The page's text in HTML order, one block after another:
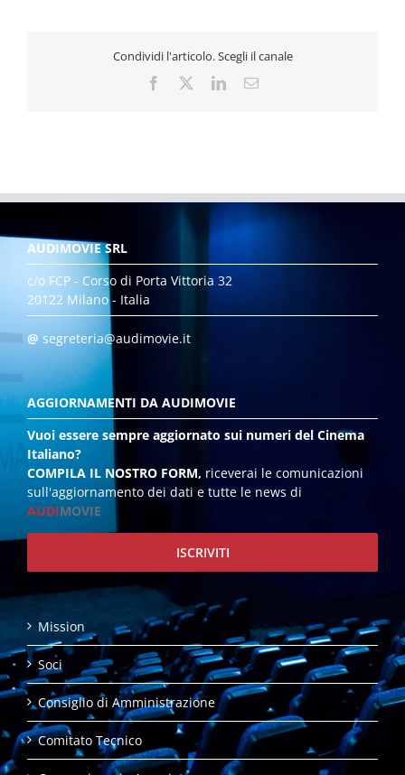
Condividi l'articolo. Scegli il canale
Facebook LinkedInEmail
AUDIMOVIE SRL
c/o FCP - Corso di Porta Vittoria 32
20122 Milano - Italia
@ segreteria@audimovie.it
AGGIORNAMENTI DA AUDIMOVIE
Vuoi essere sempre aggiornato sui numeri del Cinema
Italiano?
COMPILA IL NOSTRO FORM, riceverai le comunicazioni
sull'aggiornamento dei dati e tutte le news di
AUDIMOVIE
ISCRIVITI
Mission
Soci
Consiglio di Amministrazione
Comitato Tecnico